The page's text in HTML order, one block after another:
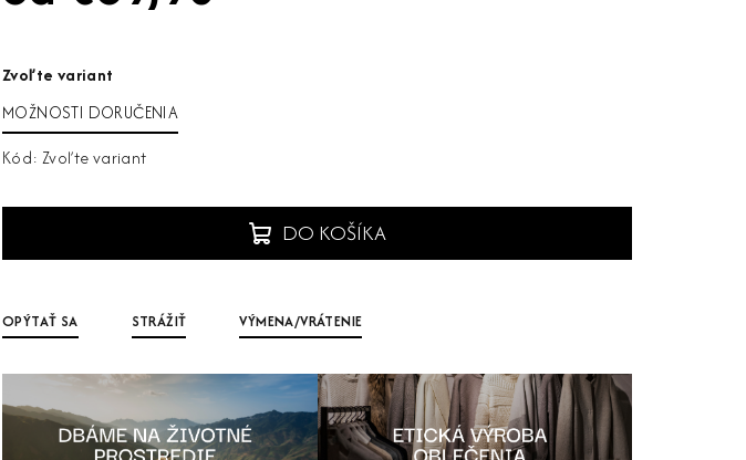
cena:
Zvoľte variant
MOŽNOSTI DORUČENIA
Kód: Zvoľte variant
DO KOŠÍKA
OPÝTAŤ SA STRÁŽIŤ VÝMENA/VRÁTENIE